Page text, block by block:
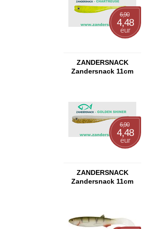
ZANDERSNACK
Zandersnack 11cm
6,90
4,48
eur
ZANDERSNACK
Zandersnack 11cm
6,90
4,48
eur